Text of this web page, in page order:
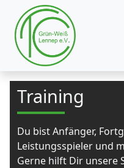
Training
Du bist Anfänger,
Leistungsspieler und
Gerne hilft Dir unsere